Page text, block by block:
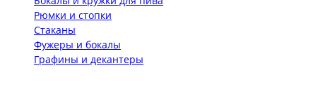
Рюмки и стопки
Стаканы
Фужеры и бокалы
Графины и декантеры